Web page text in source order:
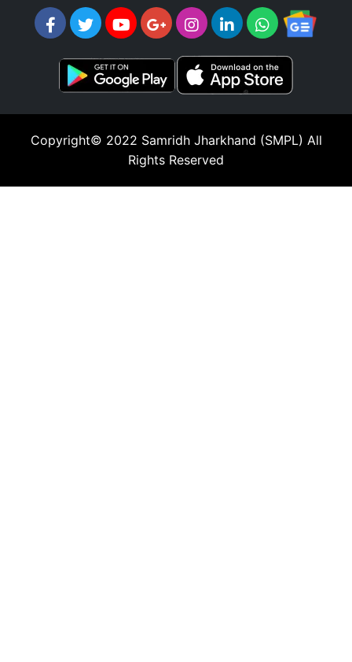
Copyright© 2022 Samridh Jharkhand (SMPL) All
Rights Reserved